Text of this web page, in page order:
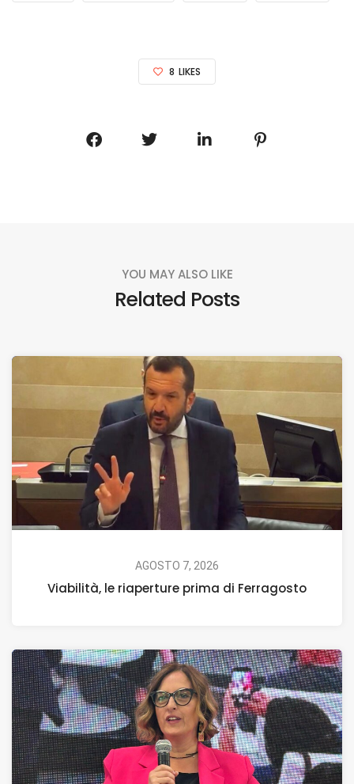
8 LIKES
YOU MAY ALSO LIKE
Related Posts
AGOSTO 7, 2026
Viabilità, le riaperture prima di Ferragosto